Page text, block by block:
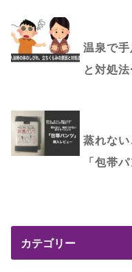
温泉で
と対処法
蒸れな
「包帯
カテゴリー